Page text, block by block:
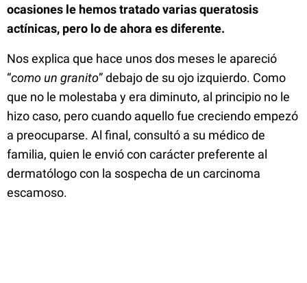
ocasiones le hemos tratado varias queratosis
actínicas, pero lo de ahora es diferente.
Nos explica que hace unos dos meses le apareció
“como un granito” debajo de su ojo izquierdo. Como
que no le molestaba y era diminuto, al principio no le
hizo caso, pero cuando aquello fue creciendo empezó
a preocuparse. Al final, consultó a su médico de
familia, quien le envió con carácter preferente al
dermatólogo con la sospecha de un carcinoma
escamoso.